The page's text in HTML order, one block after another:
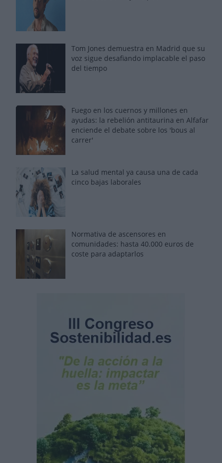
Tom Jones demuestra en Madrid que su
voz sigue desafiando implacable el paso
del tiempo
Fuego en los cuernos y millones en
ayudas: la rebelión antitaurina en Alfafar
enciende el debate sobre los 'bous al
carrer'
La salud mental ya causa una de cada
cinco bajas laborales
Normativa de ascensores en
comunidades: hasta 40.000 euros de
coste para adaptarlos